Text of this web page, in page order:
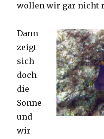
wollen wir gar nicht
Dann
zeigt
sich
doch
die
Sonne
und
wir